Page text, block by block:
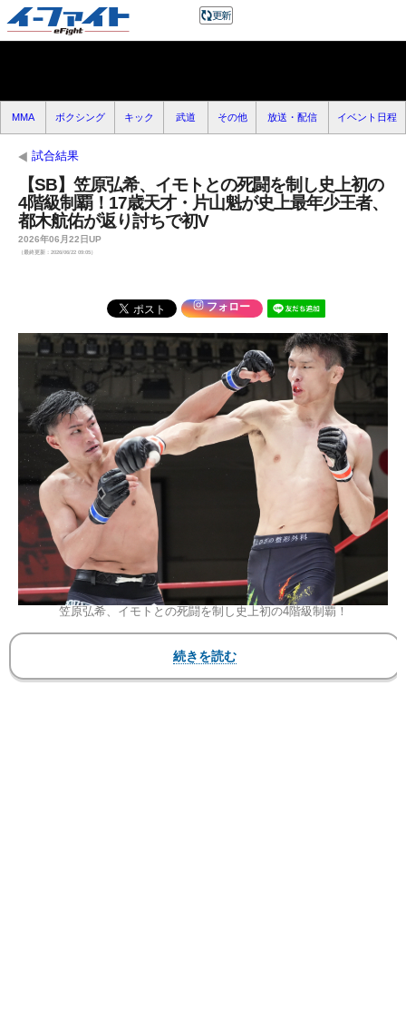
MMA ボクシング キック 武道 その他 放送・配信 イベント日程
試合結果
【SB】笠原弘希、イモトとの死闘を制し史上初の
4階級制覇！17歳天才・片山魁が史上最年少王者、
都木航佑が返り討ちで初V
2026年06月22日UP
（最終更新：2026/06/22 09:05）
フォロー
笠原弘希、イモトとの死闘を制し史上初の4階級制覇！
『SHOOT BOXING 2026 act.3』